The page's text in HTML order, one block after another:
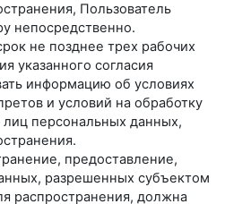
Пользователь
непосредственно.
не позднее трех рабочих
указанного согласия
информацию об условиях
и условий на обработку
персональных данных,
предоставление,
разрешенных субъектом
распространения, должна